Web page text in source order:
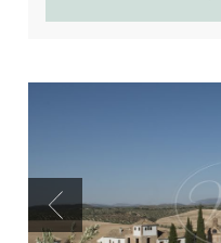
Previous